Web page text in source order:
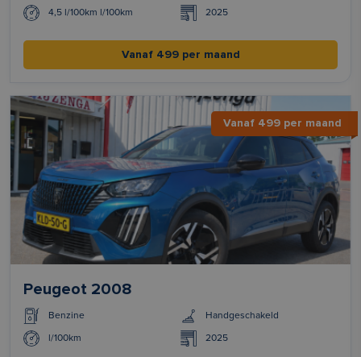
4,5 l/100km l/100km 2025
Vanaf 499 per maand
Vanaf 499 per maand
Peugeot 2008
Benzine Handgeschakeld
l/100km 2025